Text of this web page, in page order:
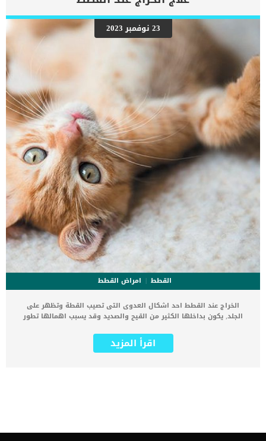
الخاصة باصحابها بشكل مذهل يمكن للكلاب استخدام الإشارات المرئية
لتعرف هل نحن سعيدون أم مكتئبون. إنهم خبراء في لغة الجسد. يؤكد
الكلاب ان الكلاب تشعر بصاحبها، حيث إنهم يستطيعون معرفة حجم بؤبؤ
عينك، ووضعيتك، وابتسامتك. تطورت الكلاب لتقرأ مشاعرنا لأنها تعتمد
على العلاقة عاطفية وثيقة مع البشر من أجل البقاء. كما ان الكلاب يريدون
أن يعرفوا ما إذا كنا مستائين أو إذا كنا في مزاج جيد. فإذا كنا في مزاج
جيد، فغالبًا ستتفاعل الكلاب معنا بحثًا عن الطعام أو الاهتمام. لكن إذا
بدونا […]
23 نوفمبر 2023
القطط
امراض القطط
الخراج عند القطط احد اشكال العدوى التى تصيب القطة وتظهر على
الجلد, يكون بداخلها الكثير من القيح والصديد وقد يسبب اهمالها تطور
عضة أو ثقب في الجرح. على الرغم من ان خراجات القطط واضحة ولا تحتاج
الى المزيد من الاعراض او العلامات الا ان هناك علامات تساعد الطبيب
عامة من الاعراض فى مكان الخراج وهما كالتالى: تورم. اقرا ايضا: تفسير
اقرأ المزيد